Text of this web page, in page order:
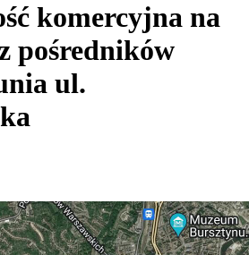
komercyjna na
pośredników
ul.